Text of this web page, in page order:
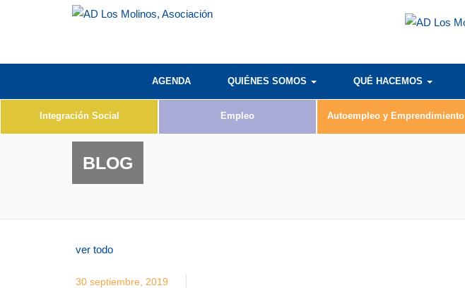
AGENDA QUIÉNES SOMOS QUÉ HACEMOS
Integración Social Empleo Autoempleo y Emprendimiento
BLOG
ver todo
30 septiembre, 2019